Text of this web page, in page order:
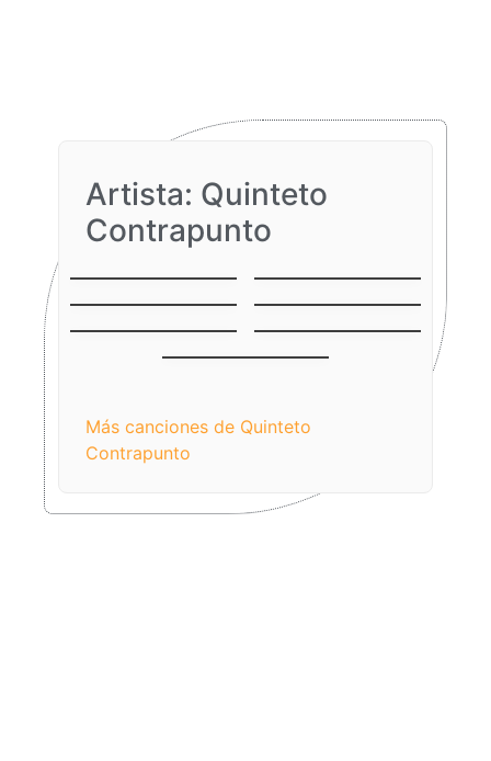
Artista: Quinteto
Contrapunto
Callao
Carupanero
Niño lindo
Coriano
La Caldereta
florido
Quirpa
Más canciones de Quinteto
Contrapunto